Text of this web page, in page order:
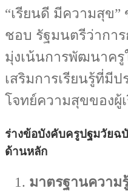
“เรียนดี มีความสุข
ชอบ รัฐมนตรีว่ากา
มุ่งเน้นการพัฒนาค
เสริมการเรียนรู้ที่มี
โจทย์ความสุขของผู้
ร่างข้อบังคับครูปฐมวัยฉ
ด้านหลัก
มาตรฐานความ